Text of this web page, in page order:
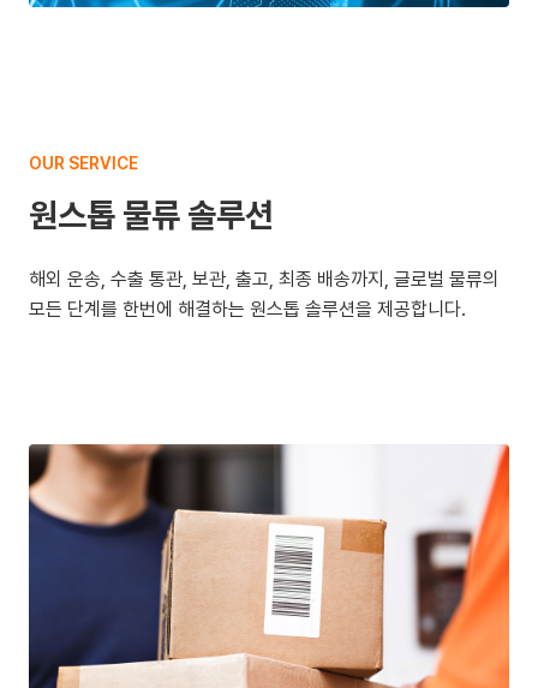
OUR SERVICE
원스톱 물류 솔루션
해외 운송, 수출 통관, 보관, 출고, 최종 배송까지, 글로벌 물류의
모든 단계를 한번에 해결하는 원스톱 솔루션을 제공합니다.